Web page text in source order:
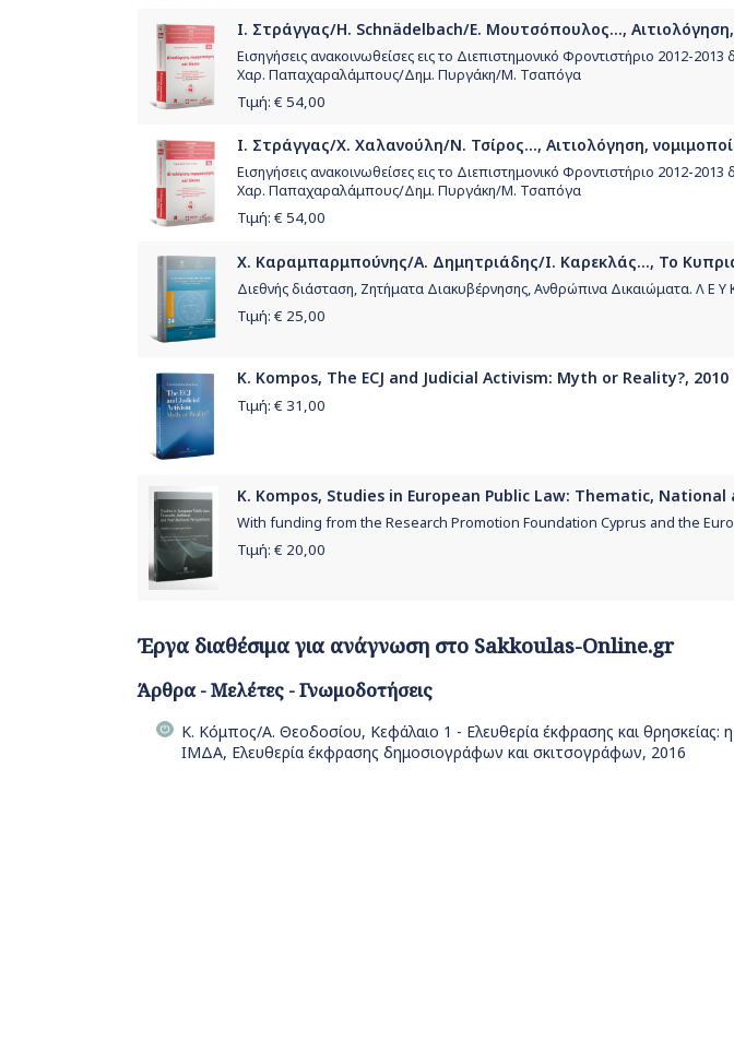
Ι. Στράγγας/H. Schnädelbach/Ε. Μουτσόπουλος...,
Εισηγήσεις ανακοινωθείσες εις το Διεπιστημονικό Φροντιστήριο 2012-
Χαρ. Παπαχαραλάμπους/Δημ. Πυργάκη/Μ. Τσαπόγα
Τιμή: € 54,00
Ι. Στράγγας/Χ. Χαλανούλη/Ν. Τσίρος..., Αιτιολόγηση,
Εισηγήσεις ανακοινωθείσες εις το Διεπιστημονικό Φροντιστήριο 2012-
Χαρ. Παπαχαραλάμπους/Δημ. Πυργάκη/Μ. Τσαπόγα
Τιμή: € 54,00
Χ. Καραμπαρμπούνης/Α. Δημητριάδης/Ι. Καρεκλάς..., Το
Διεθνής διάσταση, Ζητήματα Διακυβέρνησης, Ανθρώπινα Δικαιώματα. Λ Ε Υ
Τιμή: € 25,00
K. Kompos, The ECJ and Judicial Activism: Myth or Reality?, 2010
Τιμή: € 31,00
K. Kompos, Studies in European Public Law: Thematic,
With funding from the Research Promotion Foundation Cyprus and the
Τιμή: € 20,00
Έργα διαθέσιμα για ανάγνωση στο Sakkoulas-Online.gr
Άρθρα - Μελέτες - Γνωμοδοτήσεις
Κ. Κόμπος/Α. Θεοδοσίου, Κεφάλαιο 1 - Ελευθερία έκφρασης και θρησκείας:
ΙΜΔΑ, Ελευθερία έκφρασης δημοσιογράφων και σκιτσογράφων, 2016